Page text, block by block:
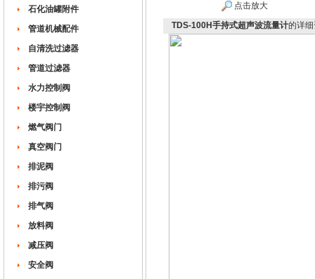
石化油罐附件
管道机械配件
自清洗过滤器
管道过滤器
水力控制阀
楼宇控制阀
燃气阀门
真空阀门
排泥阀
排污阀
排气阀
放料阀
减压阀
安全阀
点击放大
TDS-100H手持式超声波流量计的详